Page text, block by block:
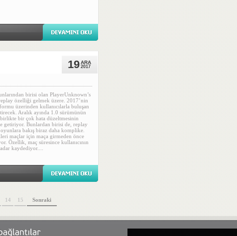
19ARA
2017
birisi olan PlayerUnknown’s
özelliği gelmek üzere. 2017’nin
üzerinden kullanıcılarla buluşan
Aralık ayında 1.0 sürümünün
bir çok hata düzeltmesinin
getiriyor. Bunlardan birisi de, replay
bakış biraz daha komplike.
maçlar için maça girmeden önce
Özellik, maç süresince kullanıcının
kaydediyor....
14 15 Sonraki